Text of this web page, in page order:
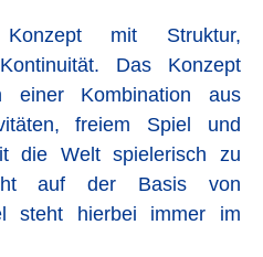
mit Struktur,
Das Konzept
Kombination aus
freiem Spiel und
die Welt spielerisch zu
auf der Basis von
steht hierbei immer im